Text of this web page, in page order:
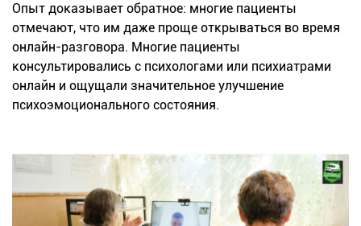
Опыт доказывает обратное: многие пациенты
отмечают, что им даже проще открываться во время
онлайн-разговора. Многие пациенты
консультировались с психологами или психиатрами
онлайн и ощущали значительное улучшение
психоэмоционального состояния.